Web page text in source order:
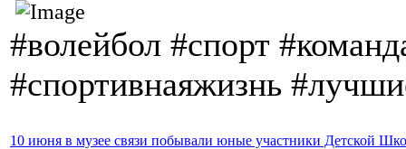
#волейбол #спорт
#спортивнаяжизнь
10 июня в музее связи побывали юные участники Детской